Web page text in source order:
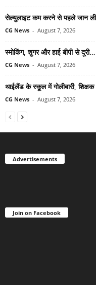
सेल्युलाइट कम करने से पहले जान
CG News - August 7, 2026
स्मोकिंग, शुगर और हाई बीपी से
CG News - August 7, 2026
थाईलैंड के स्कूल में गोलीबारी,
CG News - August 7, 2026
Advertisements
Join on Facebook